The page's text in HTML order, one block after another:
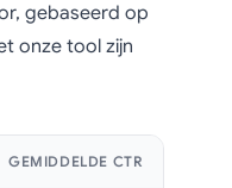
gebaseerd op
onze tool zijn
GEMIDDELDE CTR